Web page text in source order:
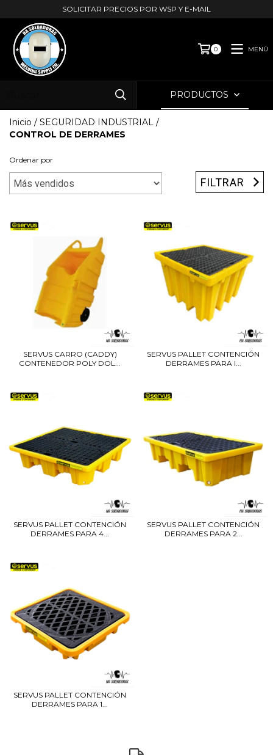
SOLICITAR PRECIOS POR WSP Y E-MAIL
0 MENÚ
PRODUCTOS
Inicio / SEGURIDAD INDUSTRIAL /
CONTROL DE DERRAMES
Ordenar por
FILTRAR
SERVUS CARRO (CADDY)
CONTENEDOR POLY DOL...
SERVUS PALLET CONTENCIÓN
DERRAMES PARA I...
SERVUS PALLET CONTENCIÓN
DERRAMES PARA 4...
SERVUS PALLET CONTENCIÓN
DERRAMES PARA 2...
SERVUS PALLET CONTENCIÓN
DERRAMES PARA 1...